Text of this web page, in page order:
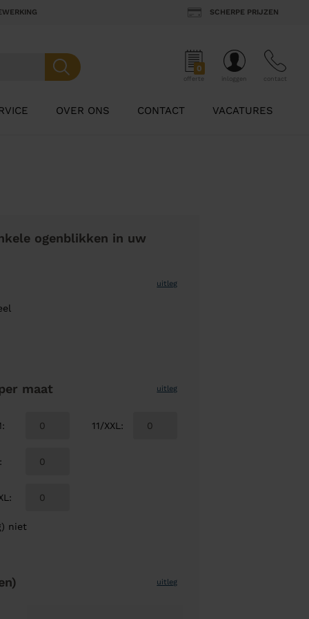
SCHERPE PRIJZEN
0
offerte inloggen contact
OVER ONS CONTACT VACATURES
ogenblikken in uw
uitleg
maat uitleg
:
:
:
11/XXL :
niet
uitleg